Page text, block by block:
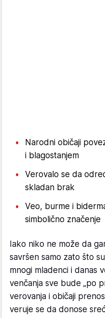
Narodni običaji
i blagostanjem
Verovalo se da
skladan brak
Veo, burme i
simbolično značenje
Iako niko ne može da
savršen samo zato što
mnogi mladenci i danas
venčanja sve bude „po
verovanja i običaji
veruje se da donose